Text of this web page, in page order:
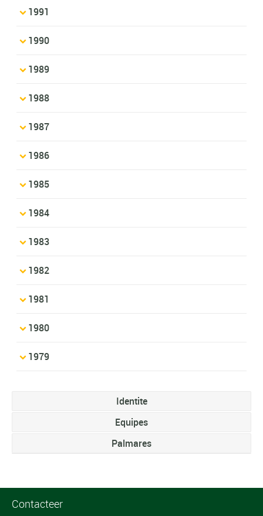
1991
1990
1989
1988
1987
1986
1985
1984
1983
1982
1981
1980
1979
Identite
Equipes
Palmares
Contacteer